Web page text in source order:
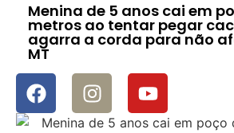
Menina de 5 anos cai em
metros ao tentar pegar
agarra a corda para não
MT